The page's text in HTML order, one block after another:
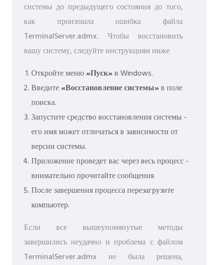
системы до предыдущего состояния до того,
как произошла ошибка файла
TerminalServer.admx. Чтобы восстановить
вашу систему, следуйте инструкциям ниже
Откройте меню«Пуск»в Windows.
Введите«Восстановление системы»в поле
поиска.
Запустите средство восстановления системы -
его имя может отличаться в зависимости от
версии системы.
Приложение проведет вас через весь процесс -
внимательно прочитайте сообщения
После завершения процесса перезагрузите
компьютер.
Если все вышеупомянутые методы
завершились неудачно и проблема с файлом
TerminalServer.admx не была решена,